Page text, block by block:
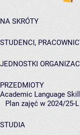
NA SKRÓTY
STUDENCI,
JEDNOSTKI
PRZEDMIOTY
Academic Language
Plan zajęć w 2024/25-L
STUDIA